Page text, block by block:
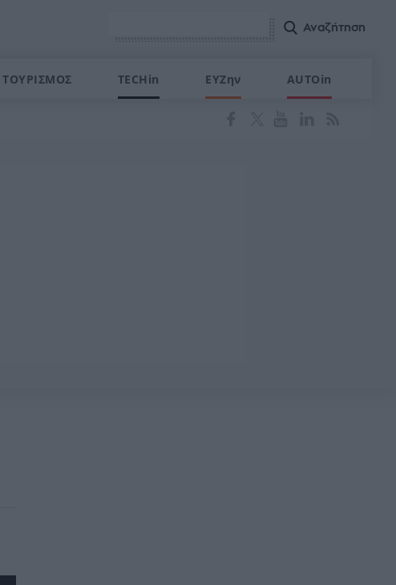
ΤΟΥΡΙΣΜΟΣ TECHin ΕΥΖην AUTOin